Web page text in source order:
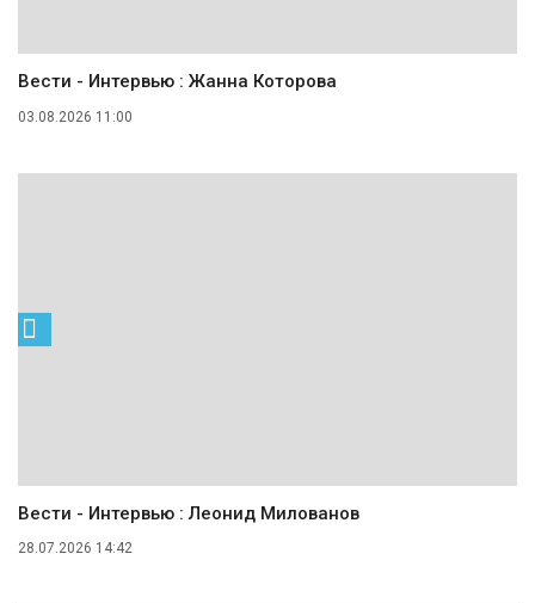
Вести - Интервью : Жанна Которова
03.08.2026 11:00
Вести - Интервью : Леонид Милованов
28.07.2026 14:42